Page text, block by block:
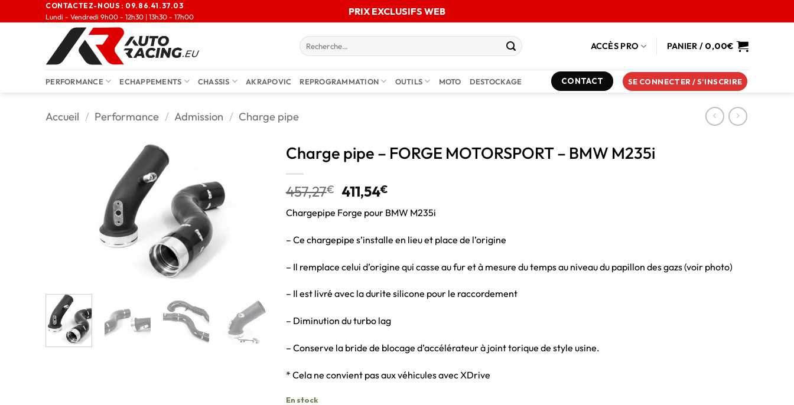
CONTACTEZ-NOUS : 09.86.41.37.03
Lundi - Vendredi 9h00 - 12h30 | 13h30 - 17h00
PRIX EXCLUSIFS WEB
ACCÈS PRO PANIER / 0,00€
PERFORMANCE ECHAPPEMENTS CHASSIS AKRAPOVIC REPROGRAMMATION OUTILS MOTO DESTOCKAGE CONTACT SE CONNECTER / S’INSCRIRE
Accueil / Performance / Admission / Charge pipe
Charge pipe – FORGE MOTORSPORT – BMW M235i
457,27€ 411,54€
Chargepipe Forge pour BMW M235i
– Ce chargepipe s’installe en lieu et place de l’origine
– Il remplace celui d’origine qui casse au fur et à mesure du temps au niveau du papillon des gazs (voir photo)
– Il est livré avec la durite silicone pour le raccordement
– Diminution du turbo lag
– Conserve la bride de blocage d’accélérateur à joint torique de style usine.
* Cela ne convient pas aux véhicules avec XDrive
En stock